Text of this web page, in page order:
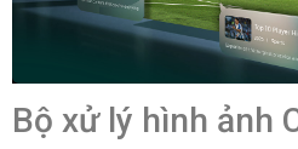
Hệ điều
Tizen OS
Các ứng
Bộ xử lý hình ảnh